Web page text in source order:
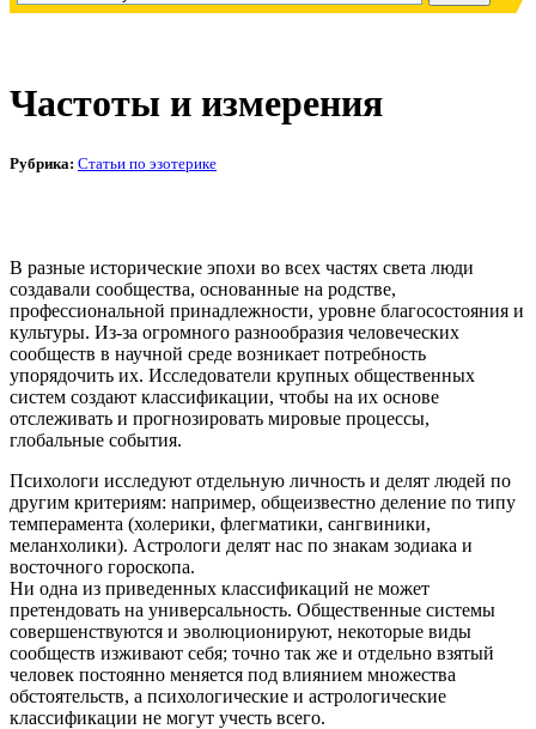
Частоты и измерения
Рубрика: Статьи по эзотерике
В разные исторические эпохи во всех частях света люди
создавали сообщества, основанные на родстве,
профессиональной принадлежности, уровне благосостояния и
культуры. Из-за огромного разнообразия человеческих
сообществ в научной среде возникает потребность
упорядочить их. Исследователи крупных общественных
систем создают классификации, чтобы на их основе
отслеживать и прогнозировать мировые процессы,
глобальные события.
Психологи исследуют отдельную личность и делят людей по
другим критериям: например, общеизвестно деление по типу
темперамента (холерики, флегматики, сангвиники,
меланхолики). Астрологи делят нас по знакам зодиака и
восточного гороскопа.
Ни одна из приведенных классификаций не может
претендовать на универсальность. Общественные системы
совершенствуются и эволюционируют, некоторые виды
сообществ изживают себя; точно так же и отдельно взятый
человек постоянно меняется под влиянием множества
обстоятельств, а психологические и астрологические
классификации не могут учесть всего.